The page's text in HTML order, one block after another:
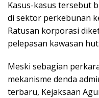
Kasus-kasus tersebut
di sektor perkebunan
Ratusan korporasi
pelepasan kawasan
Meski sebagian
mekanisme denda
terbaru, Kejaksaan